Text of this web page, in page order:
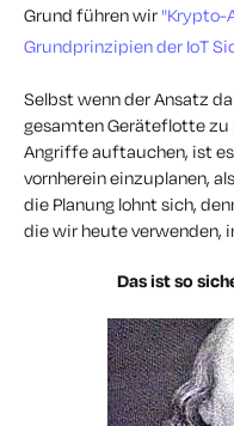
Grund führen wir "Krypto-
Grundprinzipien der IoT
Selbst wenn der Ansatz
gesamten Geräteflotte
Angriffe auftauchen, ist
vornherein einzuplanen,
die Planung lohnt sich,
die wir heute verwenden,
Das ist so